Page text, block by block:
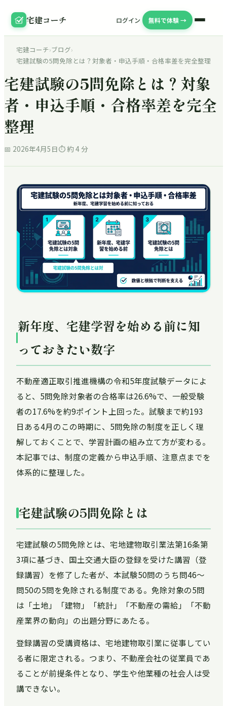
宅建コーチ ログイン 無料で体験 →
宅建コーチ›ブログ›
宅建試験の5問免除とは？対象者・申込手順・合格率差を完全整理
宅建試験の5問免除とは？対象
者・申込手順・合格率差を完全
整理
📅 2026年4月5日⏱ 約4 分
新年度、宅建学習を始める前に知
っておきたい数字
不動産適正取引推進機構の令和5年度試験データによ
ると、5問免除対象者の合格率は26.6%で、一般受験
者の17.6%を約9ポイント上回った。試験まで約193
日ある4月のこの時期に、5問免除の制度を正しく理
解しておくことで、学習計画の組み立て方が変わる。
本記事では、制度の定義から申込手順、注意点までを
体系的に整理した。
宅建試験の5問免除とは
宅建試験の5問免除とは、宅地建物取引業法第16条第
3項に基づき、国土交通大臣の登録を受けた講習（登
録講習）を修了した者が、本試験50問のうち問46〜
問50の5問を免除される制度である。免除対象の5問
は「土地」「建物」「統計」「不動産の需給」「不動
産業界の動向」の出題分野にあたる。
登録講習の受講資格は、宅地建物取引業に従事してい
る者に限定される。つまり、不動産会社の従業員であ
ることが前提条件となり、学生や他業種の社会人は受
講できない。